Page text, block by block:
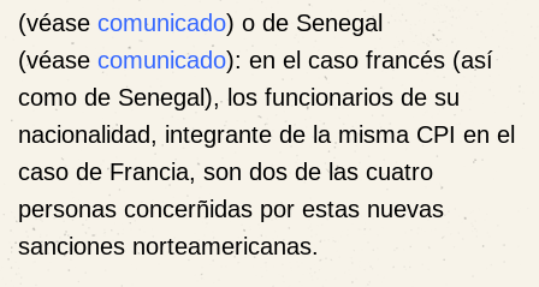
(véase comunicado) o de Senegal
(véase comunicado): en el caso francés (así
como de Senegal), los funcionarios de su
nacionalidad, integrante de la misma CPI en el
caso de Francia, son dos de las cuatro
personas concerñidas por estas nuevas
sanciones norteamericanas.